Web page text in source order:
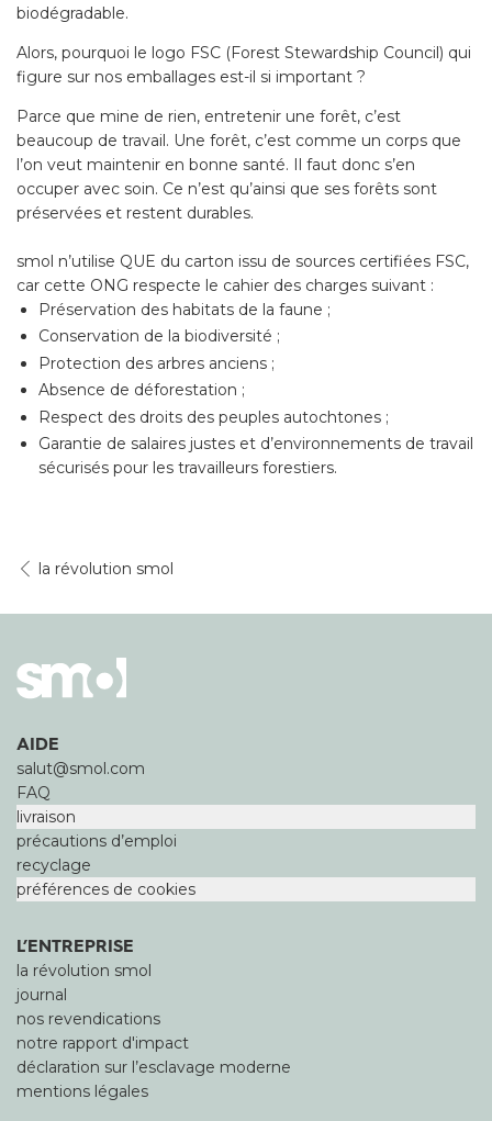
biodégradable.
Alors, pourquoi le logo FSC (Forest Stewardship Council) qui
figure sur nos emballages est-il si important ?
Parce que mine de rien, entretenir une forêt, c’est
beaucoup de travail. Une forêt, c’est comme un corps que
l’on veut maintenir en bonne santé. Il faut donc s’en
occuper avec soin. Ce n’est qu’ainsi que ses forêts sont
préservées et restent durables.
smol n’utilise QUE du carton issu de sources certifiées FSC,
car cette ONG respecte le cahier des charges suivant :
Préservation des habitats de la faune ;
Conservation de la biodiversité ;
Protection des arbres anciens ;
Absence de déforestation ;
Respect des droits des peuples autochtones ;
Garantie de salaires justes et d’environnements de travail
sécurisés pour les travailleurs forestiers.
la révolution smol
AIDE
salut@smol.com
FAQ
livraison
précautions d’emploi
recyclage
préférences de cookies
L’ENTREPRISE
la révolution smol
journal
nos revendications
notre rapport d'impact
déclaration sur l’esclavage moderne
mentions légales